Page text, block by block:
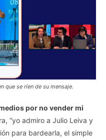
que se ríen de su mensaje.
por no vender mi
“yo admiro a Julio Leiva y
para bardearla, el simple